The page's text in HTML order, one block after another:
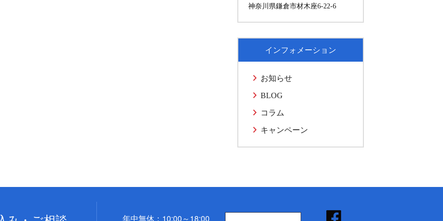
神奈川県鎌倉市材木座6-22-6
インフォメーション
お知らせ
BLOG
コラム
キャンペーン
年中無休：10:00～18:00